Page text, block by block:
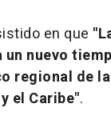
en que
un nuevo
regional de
el Caribe".